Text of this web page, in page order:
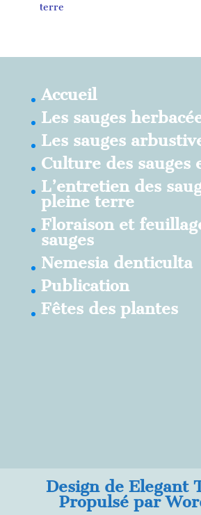
terre
Accueil
Les sauges
Les sauges
Culture des sauges
L’entretien des
pleine terre
Floraison et
sauges
Nemesia denticulta
Publication
Fêtes des plantes
Design deElegant
Propulsé par